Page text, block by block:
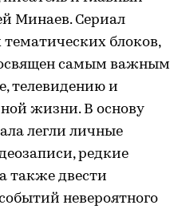
Минаев. Сериал
тематических блоков,
самым важным
телевидению и
жизни. В основу
легли личные
редкие
также двести
невероятного